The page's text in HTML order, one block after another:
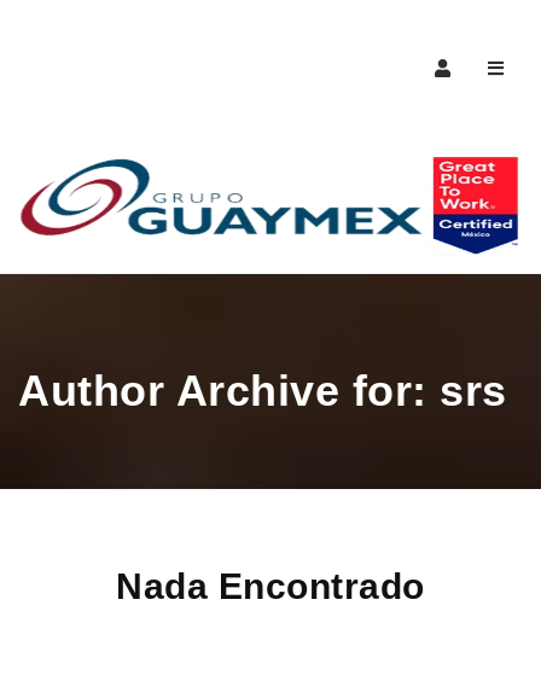
Author Archive for: srs
Nada Encontrado